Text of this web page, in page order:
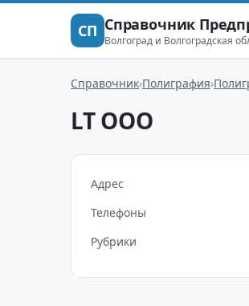
СП Справочник
Волгоград и Волгоградская
Справочник Полиграфия
LT ООО
Адрес
Телефоны
Рубрики